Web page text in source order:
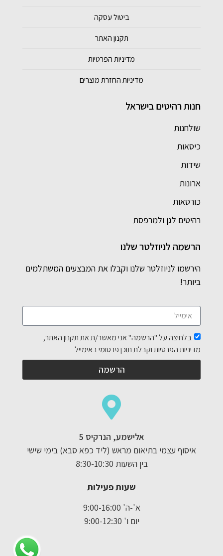
ביטול עסקה
תקנון האתר
מדיניות הפרטיות
מדיניות החזרת מוצרים
חנות רהיטים בישראל
שולחנות
כיסאות
שידות
ארונות
כורסאות
רהיטים לגן ולמרפסת
הרשמה לניוזלטר שלנו
הירשמו לניוזלטר שלנו וקבלו את המבצעים המשתלמים
ביותר!
בלחיצה על "הרשמה" אני מאשר/ת את תקנון האתר,
מדיניות הפרטיות וקבלת תוכן פרסומי באימייל
הרשמה
אלישמע, הנרקיס 5
איסוף עצמי בתיאום מראש (ליד כפא סבא) בימי שישי
בין השעות 8:30-10:30
שעות פעילות
א'-ה' 9:00-16:00
יום ו' 9:00-12:30